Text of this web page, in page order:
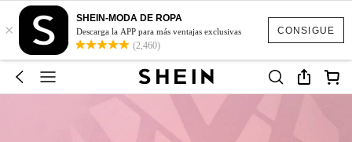
CONSIGUE
×
SHEIN-MODA DE ROPA
Descarga la APP para más ventajas exclusivas
(2,460)